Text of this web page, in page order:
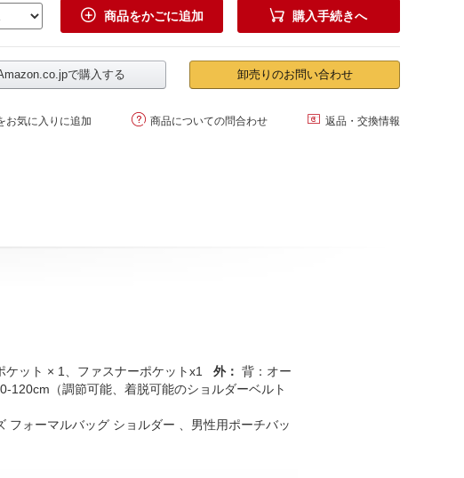
 商品をかごに追加  購入手続きへ
で購入する 卸売りのお問い合わせ
お気に入りに追加  商品についての問合わせ  返品・交換情報
ケット × 1、ファスナーポケットx1 外： 背：オー
120cm（調節可能、着脱可能のショルダーベルト
フォーマルバッグ ショルダー 、男性用ポーチバッ